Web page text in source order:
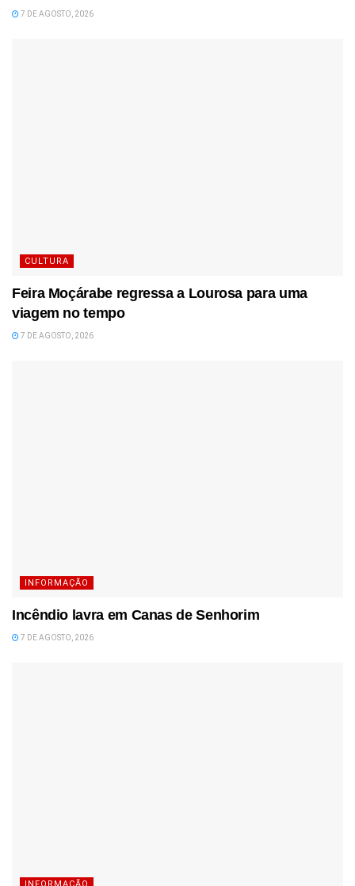
7 DE AGOSTO, 2026
CULTURA
Feira Moçárabe regressa a Lourosa para uma
viagem no tempo
7 DE AGOSTO, 2026
INFORMAÇÃO
Incêndio lavra em Canas de Senhorim
7 DE AGOSTO, 2026